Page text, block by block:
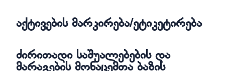
აქტივების მარკირება/ეტიკეტირება
ძირითადი საშუალებების და
მარაგების მონაცემთა ბაზის